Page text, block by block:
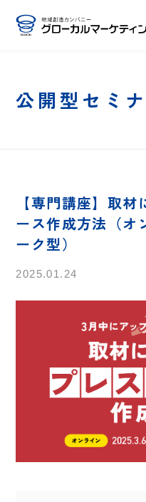
公開型セミ
【専門講座】取
ース作成方法（オ
ーク型）
2025.01.24